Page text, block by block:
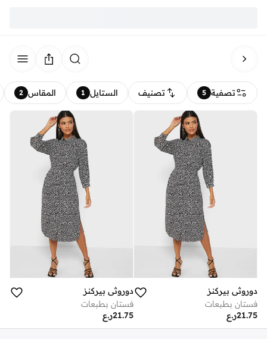
تصفية 5 تصنيف الستايل 1 المقاس 2
دوروثي بيركنز
فستان بطبعات
ر.ع21.75
دوروثي بيركنز
فستان بطبعات
ر.ع21.75